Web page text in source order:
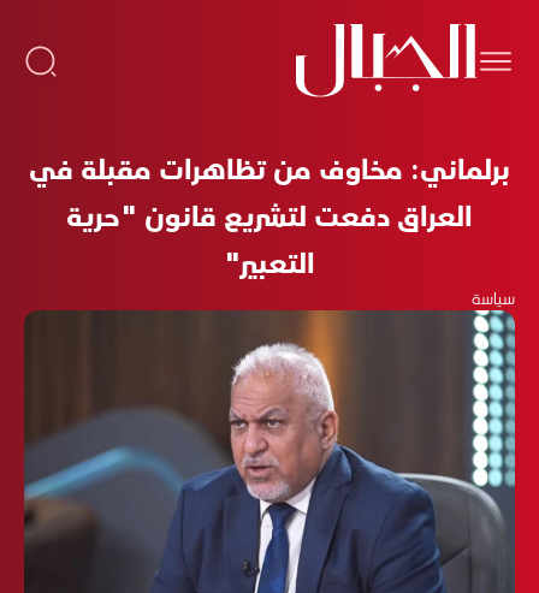
برلماني: مخاوف من تظاهرات مقبلة في
العراق دفعت لتشريع قانون "حرية
التعبير"
سياسة